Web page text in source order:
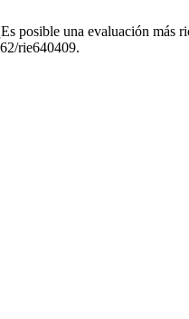
posible una evaluación más
rie640409.